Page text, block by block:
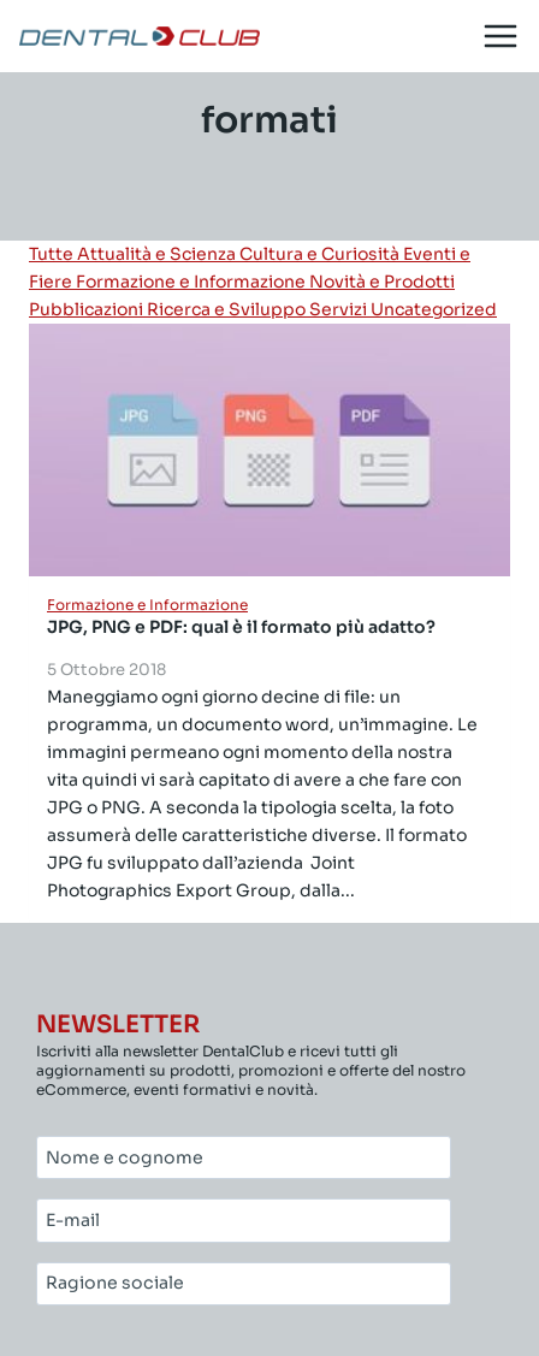
contenuto
formati
Tutte Attualità e Scienza Cultura e Curiosità Eventi e
Fiere Formazione e Informazione Novità e Prodotti
Pubblicazioni Ricerca e SviluppoServizi Uncategorized
Formazione e Informazione
JPG, PNG e PDF: qual è il formato più adatto?
5 Ottobre 2018
Maneggiamo ogni giorno decine di file: un
programma, un documento word, un’immagine. Le
immagini permeano ogni momento della nostra
vita quindi vi sarà capitato di avere a che fare con
JPG o PNG. A seconda la tipologia scelta, la foto
assumerà delle caratteristiche diverse. Il formato
JPG fu sviluppato dall’azienda Joint
Photographics Export Group, dalla...
NEWSLETTER
Iscriviti alla newsletter DentalClub e ricevi tutti gli
aggiornamenti su prodotti, promozioni e offerte del nostro
eCommerce, eventi formativi e novità.
Nome
e
cognome*
E-
mail*
Ragione
sociale*